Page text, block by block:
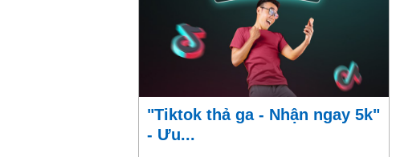
"Tiktok thả ga - Nhận ngay 5k"
- Ưu...